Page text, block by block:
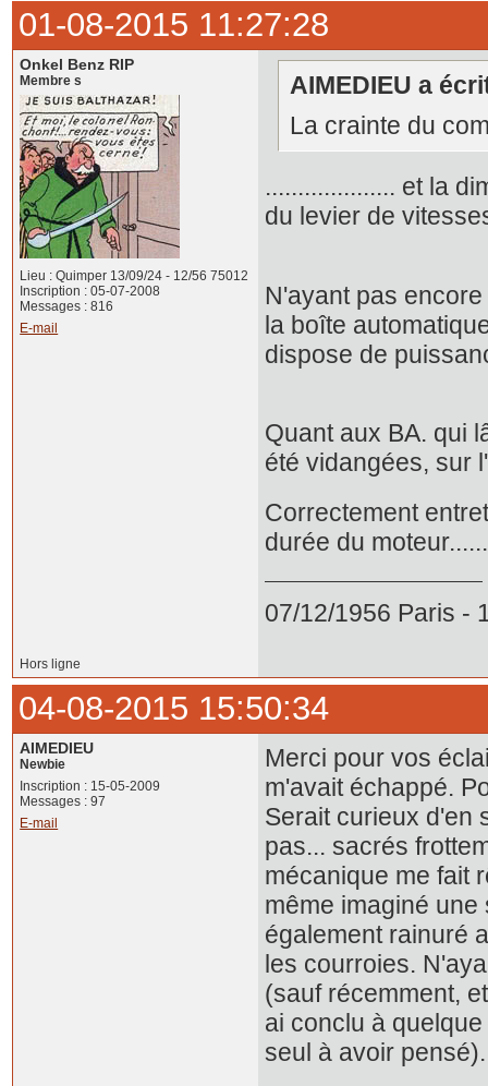
01-08-2015 11:27:28
Onkel Benz RIP
Membre s
Lieu : Quimper 13/09/24 - 12/56 75012
Inscription : 05-07-2008
Messages : 816
E-mail
AIMEDIEU a
La crainte du
.................... et la
du levier de
N'ayant pas
la boîte
dispose de
Quant aux BA. qui
été vidangées, sur
Correctement
durée du moteur......
07/12/1956 Paris -
Hors ligne
04-08-2015 15:50:34
AIMEDIEU
Newbie
Inscription : 15-05-2009
Messages : 97
E-mail
Merci pour vos
m'avait échappé.
Serait curieux d'en
pas... sacrés
mécanique me fait
même imaginé
également rainuré
les courroies.
(sauf récemment,
ai conclu à
seul à avoir pensé).